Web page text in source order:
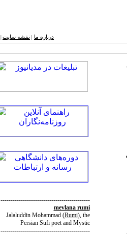
درباره ما نقشه ‌سایت
--------------------------------------------
mevlana rumi
Jalaluddin Mohammad(Rumi), the
Persian Sufi poet and Mystic
--------------------------------------------